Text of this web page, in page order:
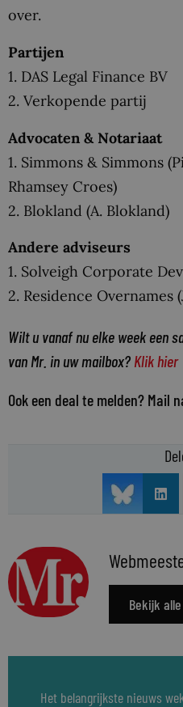
over.
Partijen
1. DAS Legal Finance BV
2. Verkopende partij
Advocaten & Notariaat
1. Simmons & Simmons
Rhamsey Croes)
2. Blokland (A. Blokland)
Andere adviseurs
1. Solveigh Corporate
2. Residence Overnames
Wilt u vanaf nu elke week een
van Mr. in uw mailbox? Klik hier
Ook een deal te melden? Mail
Bekijk
Het belangrijkste nieuws